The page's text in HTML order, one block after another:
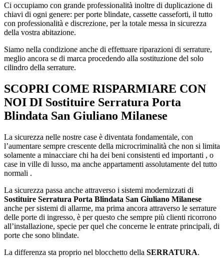
Ci occupiamo con grande professionalità inoltre di duplicazione di
chiavi di ogni genere: per porte blindate, cassette casseforti, il tutto
con professionalità e discrezione, per la totale messa in sicurezza
della vostra abitazione.
Siamo nella condizione anche di effettuare riparazioni di serrature,
meglio ancora se di marca procedendo alla sostituzione del solo
cilindro della serrature.
SCOPRI COME RISPARMIARE CON
NOI DI Sostituire Serratura Porta
Blindata San Giuliano Milanese
La sicurezza nelle nostre case è diventata fondamentale, con
l’aumentare sempre crescente della microcriminalità che non si limita
solamente a minacciare chi ha dei beni consistenti ed importanti , o
case in ville di lusso, ma anche appartamenti assolutamente del tutto
normali .
La sicurezza passa anche attraverso i sistemi modernizzati di
Sostituire Serratura Porta Blindata San Giuliano Milanese
anche per sistemi di allarme, ma prima ancora attraverso le serrature
delle porte di ingresso, è per questo che sempre più clienti ricorrono
all’installazione, specie per quel che concerne le entrate principali, di
porte che sono blindate.
La differenza sta proprio nel blocchetto della SERRATURA.